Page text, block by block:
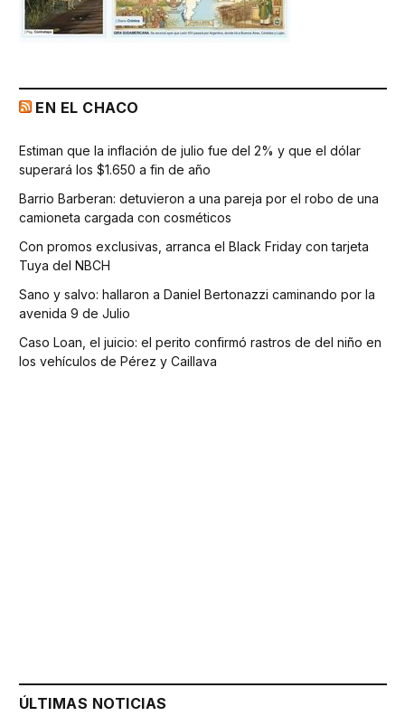
EN EL CHACO
Estiman que la inflación de julio fue del 2% y que el dólar
superará los $1.650 a fin de año
Barrio Barberan: detuvieron a una pareja por el robo de una
camioneta cargada con cosméticos
Con promos exclusivas, arranca el Black Friday con tarjeta
Tuya del NBCH
Sano y salvo: hallaron a Daniel Bertonazzi caminando por la
avenida 9 de Julio
Caso Loan, el juicio: el perito confirmó rastros de del niño en
los vehículos de Pérez y Caillava
ÚLTIMAS NOTICIAS